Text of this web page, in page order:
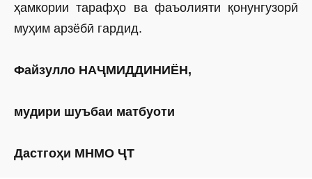
ҳамкории тарафҳо ва фаъо­лияти қонунгузорӣ
муҳим арзёбӣ гардид.
Файзулло НАҶМИДДИНИЁН,
мудири шуъбаи матбуоти
Дастгоҳи МНМО ҶТ